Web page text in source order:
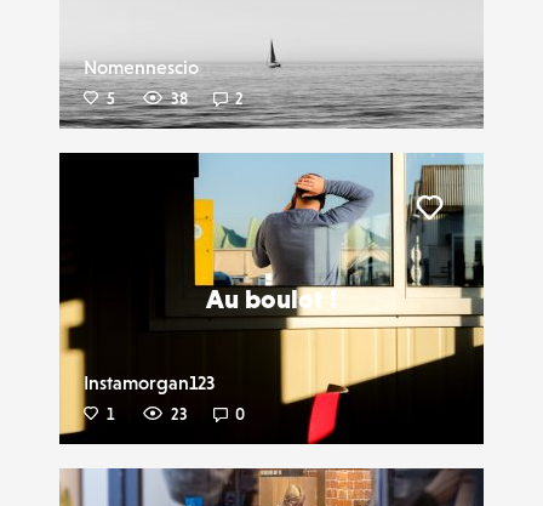
Nomennescio
5 38 2
Au boulot !
Instamorgan123
1 23 0
Liker